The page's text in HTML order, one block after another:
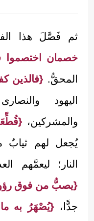
ثم فَصَّلَ هذا
خصمان اختصموا
المحقُّ. {فالذين
اليهود
والمشركين،
يُجعل لهم ثيابٌ
النار؛ ليعمَّهم
{يصبُّ من فوق
جدًّا، {يُصْهَرُ به